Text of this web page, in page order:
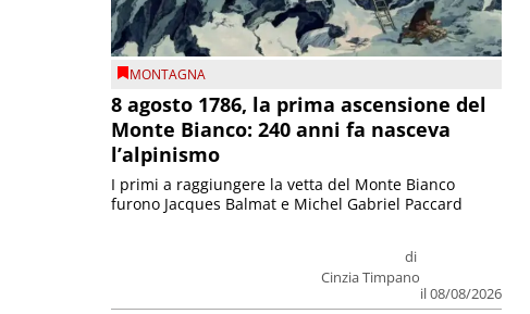
MONTAGNA
8 agosto 1786, la prima ascensione del
Monte Bianco: 240 anni fa nasceva
l’alpinismo
di
Cinzia Timpano
il 08/08/2026
I primi a raggiungere la vetta del Monte Bianco
furono Jacques Balmat e Michel Gabriel Paccard